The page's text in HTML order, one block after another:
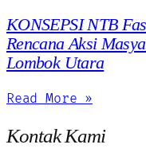
KONSEPSI NTB
Rencana Aksi
Lombok Utara
Read More »
Kontak Kami